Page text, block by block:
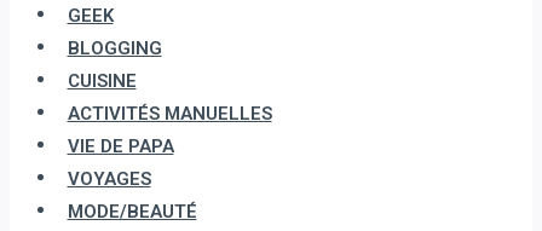
GEEK
BLOGGING
CUISINE
ACTIVITÉS MANUELLES
VIE DE PAPA
VOYAGES
MODE/BEAUTÉ